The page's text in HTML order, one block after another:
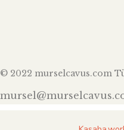
© 2022 murselcavus.com